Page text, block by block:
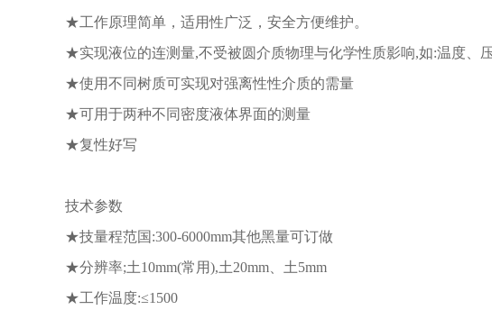
★工作原理简单，适用性广泛，安全方便维护。
★实现液位的连测量,不受被圆介质物理与化学性质影响,如:温度、
★使用不同树质可实现对强离性性介质的需量
★可用于两种不同密度液体界面的测量
★复性好写
技术参数
★技量程范国:300-6000mm其他黑量可订做
★分辨率;土10mm(常用),土20mm、土5mm
★工作温度:≤1500